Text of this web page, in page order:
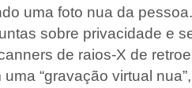
uma foto nua da
sobre privacidade e
de raios-X de
uma “gravação virtual